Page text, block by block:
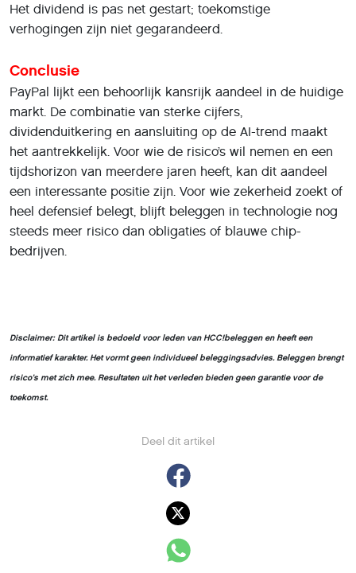
Deel dit artikel
Het dividend is pas net gestart; toekomstige
verhogingen zijn niet gegarandeerd.
Conclusie
PayPal lijkt een behoorlijk kansrijk aandeel in de huidige
markt. De combinatie van sterke cijfers,
dividenduitkering en aansluiting op de AI-trend maakt
het aantrekkelijk. Voor wie de risico’s wil nemen en een
tijdshorizon van meerdere jaren heeft, kan dit aandeel
een interessante positie zijn. Voor wie zekerheid zoekt of
heel defensief belegt, blijft beleggen in technologie nog
steeds meer risico dan obligaties of blauwe chip-
bedrijven.
Disclaimer: Dit artikel is bedoeld voor leden van HCC!beleggen en heeft een
informatief karakter. Het vormt geen individueel beleggingsadvies. Beleggen brengt
risico’s met zich mee. Resultaten uit het verleden bieden geen garantie voor de
toekomst.